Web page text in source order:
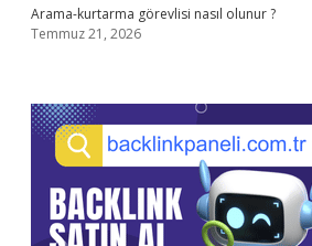
Arama-kurtarma görevlisi nasıl olunur ?
Temmuz 21, 2026